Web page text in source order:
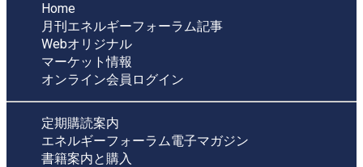
Home
月刊エネルギーフォーラム記事
Webオリジナル
マーケット情報
オンライン会員ログイン
定期購読案内
エネルギーフォーラム電子マガジン
書籍案内と購入